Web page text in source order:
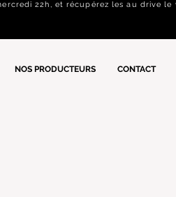
22h, et récupérez les au drive le
NOS PRODUCTEURS CONTACT